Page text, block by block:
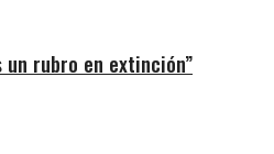
un rubro en extinción”